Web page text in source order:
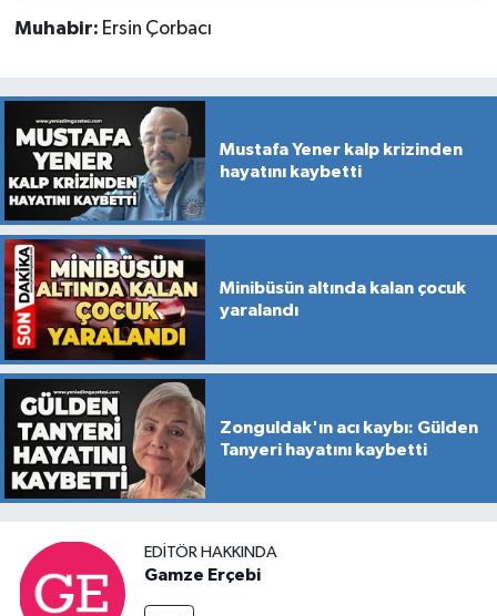
Muhabir: Ersin Çorbacı
Mustafa Yener kalp krizinden
hayatını kaybetti
Minibüsün altında kalan çocuk
yaralandı
Zonguldak'ın acı kaybı: Gülden
Tanyeri hayatını kaybetti
EDITÖR HAKKINDA
Gamze Erçebi